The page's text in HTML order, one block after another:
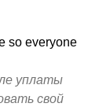
so everyone
уплаты
свой